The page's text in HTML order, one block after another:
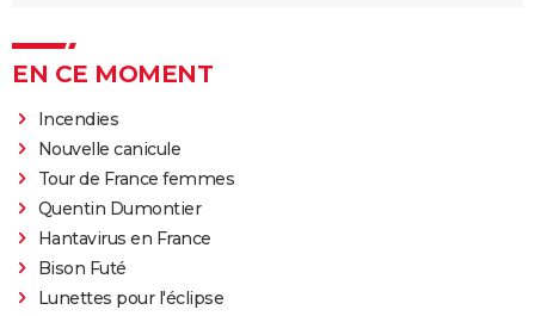
EN CE MOMENT
Incendies
Nouvelle canicule
Tour de France femmes
Quentin Dumontier
Hantavirus en France
Bison Futé
Lunettes pour l'éclipse